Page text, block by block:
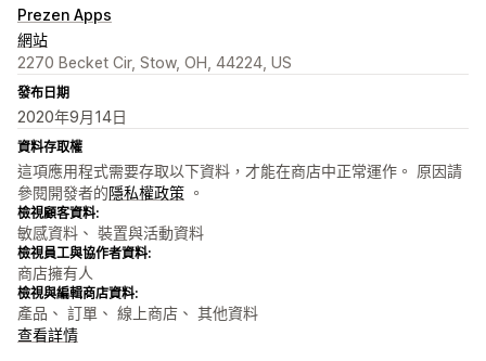
Prezen Apps
網站
2270 Becket Cir, Stow, OH, 44224, US
發布日期
2020年9月14日
資料存取權
這項應用程式需要存取以下資料，才能在商店中正常運作。 原因請
參閱開發者的隱私權政策 。
檢視顧客資料:
敏感資料、 裝置與活動資料
檢視員工與協作者資料:
商店擁有人
檢視與編輯商店資料:
產品、 訂單、 線上商店、 其他資料
查看詳情